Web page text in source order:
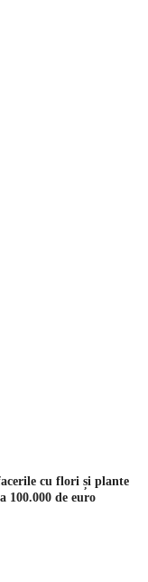
cu flori și plante
100.000 de euro